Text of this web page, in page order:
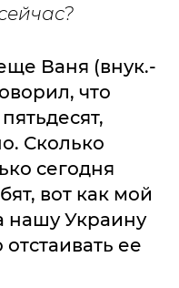
Ваня (внук.-
что
Сколько
сегодня
вот как мой
нашу Украину
ее